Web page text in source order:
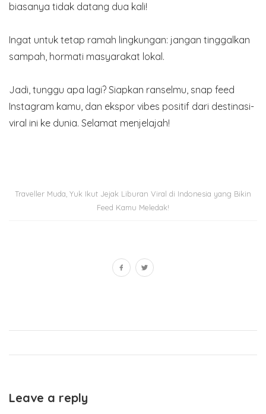
biasanya tidak datang dua kali!
Ingat untuk tetap ramah lingkungan: jangan tinggalkan
sampah, hormati masyarakat lokal.
Jadi, tunggu apa lagi? Siapkan ranselmu, snap feed
Instagram kamu, dan ekspor vibes positif dari destinasi-
viral ini ke dunia. Selamat menjelajah!
Traveller Muda, Yuk Ikut Jejak Liburan Viral di Indonesia yang Bikin
Feed Kamu Meledak!
Leave a reply